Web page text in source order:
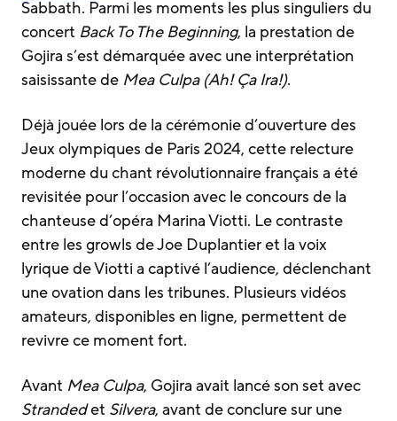
Sabbath. Parmi les moments les plus singuliers du
concert Back To The Beginning, la prestation de
Gojira s’est démarquée avec une interprétation
saisissante de Mea Culpa (Ah! Ça Ira!).
Déjà jouée lors de la cérémonie d’ouverture des
Jeux olympiques de Paris 2024, cette relecture
moderne du chant révolutionnaire français a été
revisitée pour l’occasion avec le concours de la
chanteuse d’opéra Marina Viotti. Le contraste
entre les growls de Joe Duplantier et la voix
lyrique de Viotti a captivé l’audience, déclenchant
une ovation dans les tribunes. Plusieurs vidéos
amateurs, disponibles en ligne, permettent de
revivre ce moment fort.
Avant Mea Culpa, Gojira avait lancé son set avec
Strandedet Silvera, avant de conclure sur une